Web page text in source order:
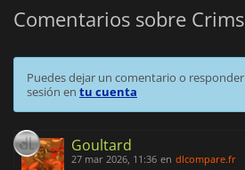
Comentarios sobre
Puedes dejar un comentario o
sesión en tu cuenta
Goultard
27 mar 2026, 11:36 en dlcompare.fr